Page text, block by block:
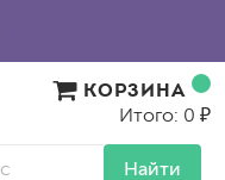
Найти
КОРЗИНА
Итого: 0 ₽